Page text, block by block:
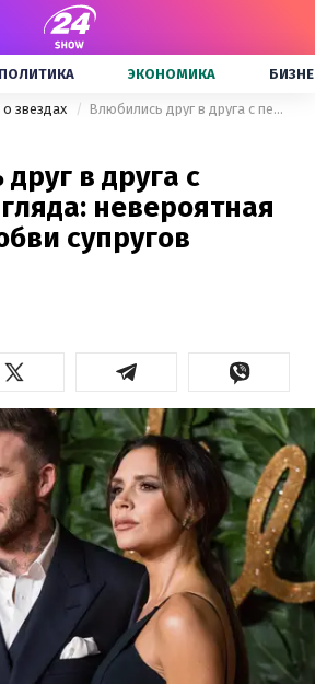
ЭКОНОМИКА
звездах Влюбились друг в друга с первого взгляда: невероятная история любви супругов Бекхэмов
в друга с
невероятная
супругов